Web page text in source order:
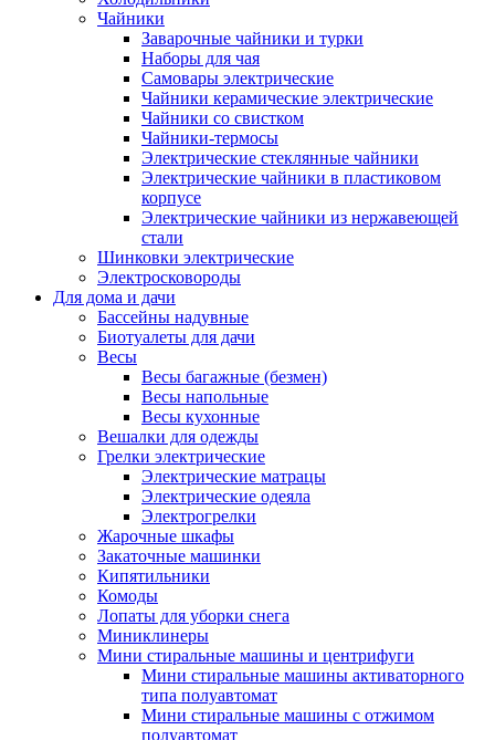
Чайники
Заварочные чайники и турки
Наборы для чая
Самовары электрические
Чайники керамические электрические
Чайники со свистком
Чайники-термосы
Электрические стеклянные чайники
Электрические чайники в пластиковом
корпусе
Электрические чайники из нержавеющей
стали
Шинковки электрические
Электросковороды
Для дома и дачи
Бассейны надувные
Биотуалеты для дачи
Весы
Весы багажные (безмен)
Весы напольные
Весы кухонные
Вешалки для одежды
Грелки электрические
Электрические матрацы
Электрические одеяла
Электрогрелки
Жарочные шкафы
Закаточные машинки
Кипятильники
Комоды
Лопаты для уборки снега
Миниклинеры
Мини стиральные машины и центрифуги
Мини стиральные машины активаторного
типа полуавтомат
Мини стиральные машины с отжимом
полуавтомат